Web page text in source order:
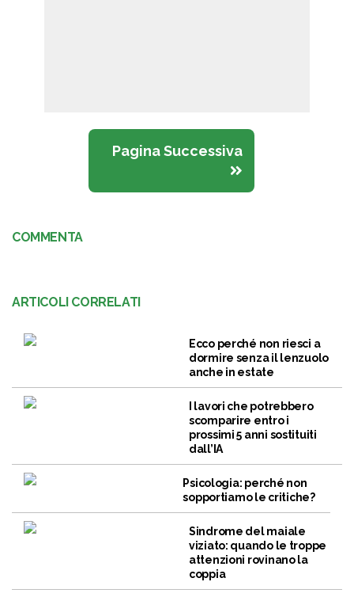
Pagina Successiva
COMMENTA
ARTICOLI CORRELATI
Ecco perché non riesci a
dormire senza il lenzuolo
anche in estate
I lavori che potrebbero
scomparire entro i
prossimi 5 anni sostituiti
dall’IA
Psicologia: perché non
sopportiamo le critiche?
Sindrome del maiale
viziato: quando le troppe
attenzioni rovinano la
coppia